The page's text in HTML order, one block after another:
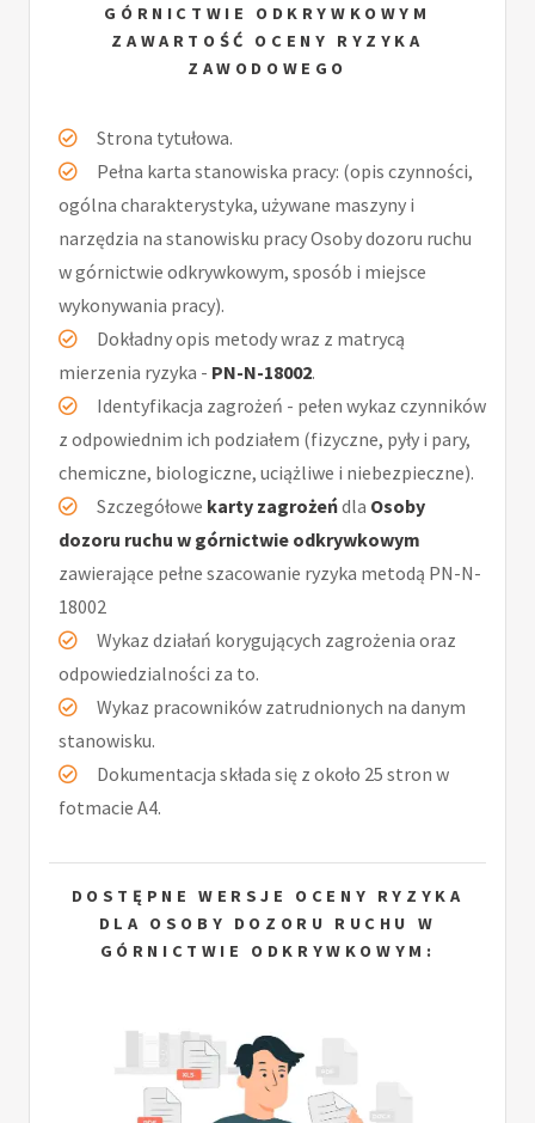
GÓRNICTWIE ODKRYWKOWYM
ZAWARTOŚĆ OCENY RYZYKA
ZAWODOWEGO
Strona tytułowa.
Pełna karta stanowiska pracy: (opis czynności,
ogólna charakterystyka, używane maszyny i
narzędzia na stanowisku pracy Osoby dozoru ruchu
w górnictwie odkrywkowym, sposób i miejsce
wykonywania pracy).
Dokładny opis metody wraz z matrycą
mierzenia ryzyka - PN-N-18002.
Identyfikacja zagrożeń - pełen wykaz czynników
z odpowiednim ich podziałem (fizyczne, pyły i pary,
chemiczne, biologiczne, uciążliwe i niebezpieczne).
Szczegółowe karty zagrożeńdla Osoby
dozoru ruchu w górnictwie odkrywkowym
zawierające pełne szacowanie ryzyka metodą PN-N-
18002
Wykaz działań korygujących zagrożenia oraz
odpowiedzialności za to.
Wykaz pracowników zatrudnionych na danym
stanowisku.
Dokumentacja składa się z około 25 stron w
fotmacie A4.
DOSTĘPNE WERSJE OCENY RYZYKA
DLA OSOBY DOZORU RUCHU W
GÓRNICTWIE ODKRYWKOWYM: